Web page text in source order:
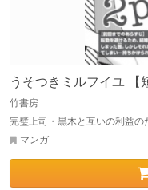
うそつきミルフイユ 【
竹書房
完璧上司・黒木と互いの利益の
マンガ